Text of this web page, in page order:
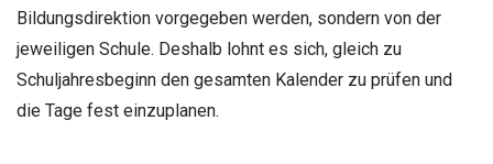
Bildungsdirektion vorgegeben werden, sondern von der
jeweiligen Schule. Deshalb lohnt es sich, gleich zu
Schuljahresbeginn den gesamten Kalender zu prüfen und
die Tage fest einzuplanen.